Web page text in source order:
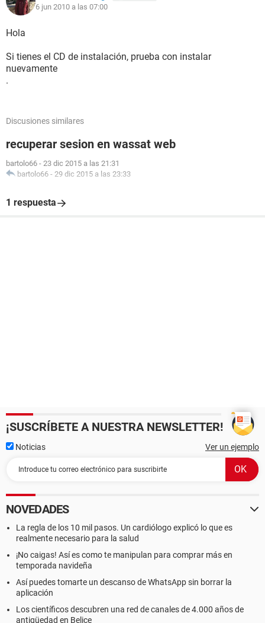
6 jun 2010 a las 07:00
Hola
Si tienes el CD de instalación, prueba con instalar
nuevamente
.
Discusiones similares
recuperar sesion en wassat web
bartolo66 - 23 dic 2015 a las 21:31
bartolo66 - 29 dic 2015 a las 23:33
1 respuesta
¡SUSCRÍBETE A NUESTRA NEWSLETTER!
Noticias Ver un ejemplo
NOVEDADES
La regla de los 10 mil pasos. Un cardiólogo explicó lo que es
realmente necesario para la salud
¡No caigas! Así es como te manipulan para comprar más en
temporada navideña
Así puedes tomarte un descanso de WhatsApp sin borrar la
aplicación
Los científicos descubren una red de canales de 4.000 años de
antigüedad en Belice